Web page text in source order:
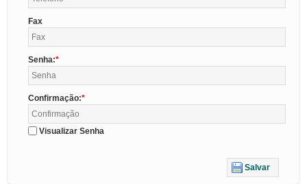
Fax
Senha:
Confirmação:
Visualizar Senha
Salvar